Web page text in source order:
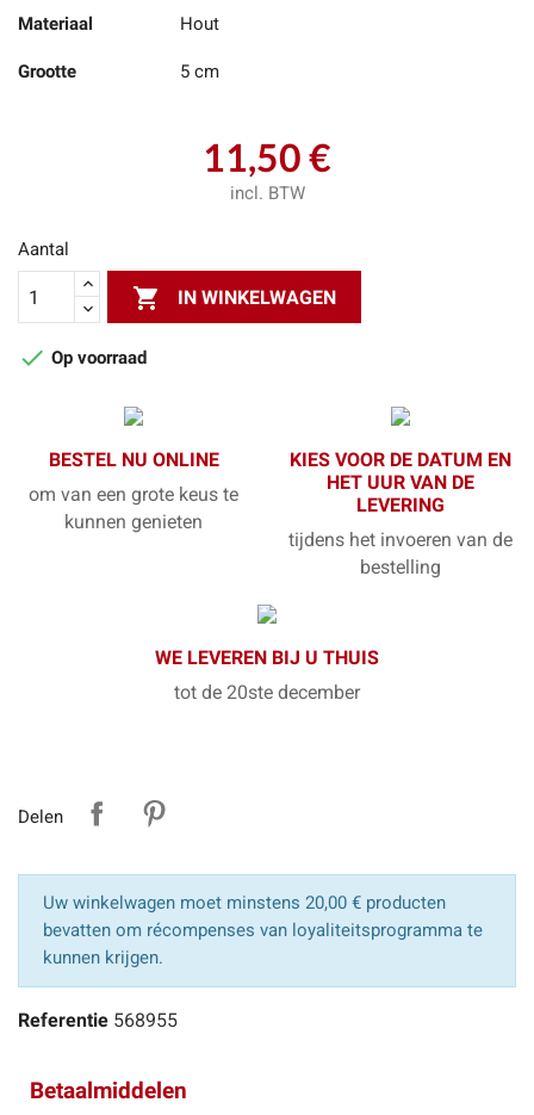
Materiaal Hout
Grootte 5 cm
11,50 €
incl. BTW
Aantal
 IN WINKELWAGEN
 Op voorraad
BESTEL NU ONLINE
om van een grote keus te
kunnen genieten
KIES VOOR DE DATUM EN
HET UUR VAN DE
LEVERING
tijdens het invoeren van de
bestelling
WE LEVEREN BIJ U THUIS
tot de 20ste december
Delen
Uw winkelwagen moet minstens 20,00 € producten
bevatten om récompenses van loyaliteitsprogramma te
kunnen krijgen.
Referentie 568955
Betaalmiddelen